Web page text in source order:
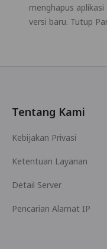
menghapus
versi baru. Tutup
Tentang Kami
Kebijakan Privasi
Ketentuan Layanan
Detail Server
Pencarian Alamat IP